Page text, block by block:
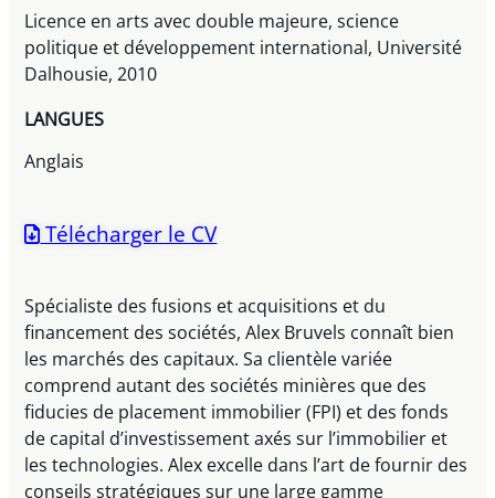
Licence en arts avec double majeure, science
politique et développement international, Université
Dalhousie, 2010
LANGUES
Anglais
Télécharger le CV
Spécialiste des fusions et acquisitions et du
financement des sociétés, Alex Bruvels connaît bien
les marchés des capitaux. Sa clientèle variée
comprend autant des sociétés minières que des
fiducies de placement immobilier (FPI) et des fonds
de capital d’investissement axés sur l’immobilier et
les technologies. Alex excelle dans l’art de fournir des
conseils stratégiques sur une large gamme